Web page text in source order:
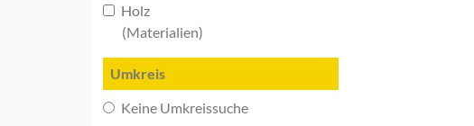
Holz
(Materialien)
Umkreis
Keine Umkreissuche